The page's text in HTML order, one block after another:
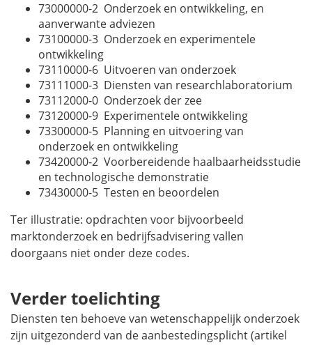
73000000-2 Onderzoek en ontwikkeling, en
aanverwante adviezen
73100000-3 Onderzoek en experimentele
ontwikkeling
73110000-6 Uitvoeren van onderzoek
73111000-3 Diensten van researchlaboratorium
73112000-0 Onderzoek der zee
73120000-9 Experimentele ontwikkeling
73300000-5 Planning en uitvoering van
onderzoek en ontwikkeling
73420000-2 Voorbereidende haalbaarheidsstudie
en technologische demonstratie
73430000-5 Testen en beoordelen
Ter illustratie: opdrachten voor bijvoorbeeld
marktonderzoek en bedrijfsadvisering vallen
doorgaans niet onder deze codes.
Verder toelichting
Diensten ten behoeve van wetenschappelijk onderzoek
zijn uitgezonderd van de aanbestedingsplicht (artikel